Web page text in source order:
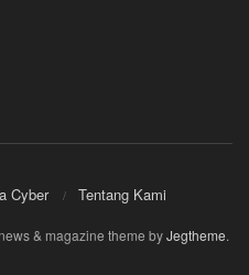
Cyber Tentang Kami
& magazine theme byJegtheme.